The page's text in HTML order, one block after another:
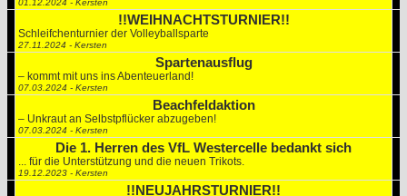
01.12.2024 - Kersten
!!WEIHNACHTSTURNIER!!
Schleifchenturnier der Volleyballsparte
27.11.2024 - Kersten
Spartenausflug
– kommt mit uns ins Abenteuerland!
07.03.2024 - Kersten
Beachfeldaktion
– Unkraut an Selbstpflücker abzugeben!
07.03.2024 - Kersten
Die 1. Herren des VfL Westercelle bedankt sich
... für die Unterstützung und die neuen Trikots.
19.12.2023 - Kersten
!!NEUJAHRSTURNIER!!